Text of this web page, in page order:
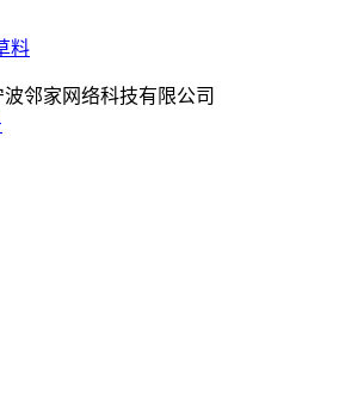
料
波邻家网络科技有限公司